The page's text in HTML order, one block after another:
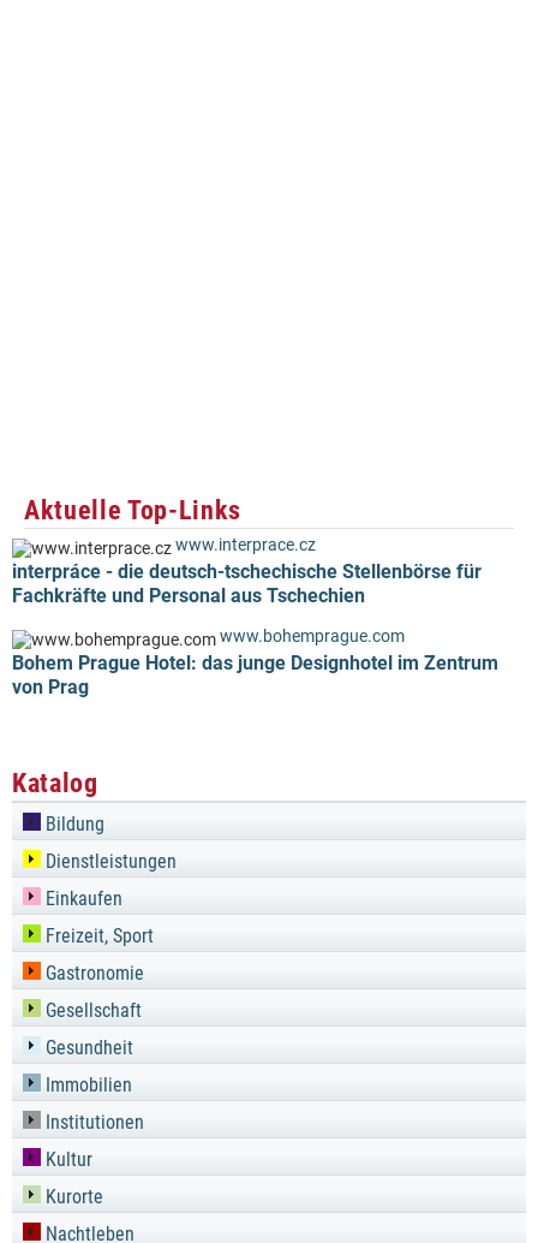
Aktuelle Top-Links
www.interprace.cz
interpráce - die deutsch-tschechische Stellenbörse für
Fachkräfte und Personal aus Tschechien
www.bohemprague.com
Bohem Prague Hotel: das junge Designhotel im Zentrum
von Prag
Katalog
Bildung
Dienstleistungen
Einkaufen
Freizeit, Sport
Gastronomie
Gesellschaft
Gesundheit
Immobilien
Institutionen
Kultur
Kurorte
Nachtleben